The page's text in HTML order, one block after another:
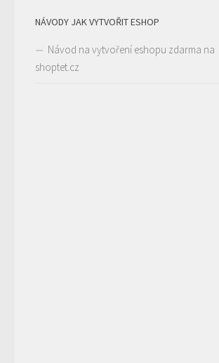
NÁVODY JAK VYTVOŘIT ESHOP
Návod na vytvoření eshopu zdarma na
shoptet.cz